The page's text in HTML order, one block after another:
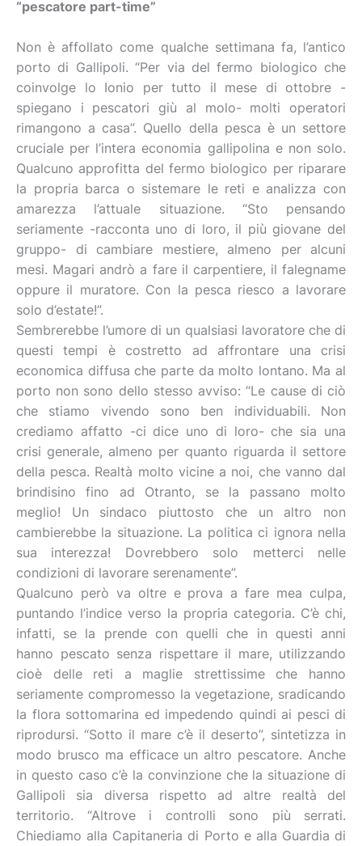
“pescatore part-time”
Non è affollato come qualche settimana fa, l’antico
porto di Gallipoli. “Per via del fermo biologico che
coinvolge lo Ionio per tutto il mese di ottobre -
spiegano i pescatori giù al molo- molti operatori
rimangono a casa”. Quello della pesca è un settore
cruciale per l’intera economia gallipolina e non solo.
Qualcuno approfitta del fermo biologico per riparare
la propria barca o sistemare le reti e analizza con
amarezza l’attuale situazione. “Sto pensando
seriamente -racconta uno di loro, il più giovane del
gruppo- di cambiare mestiere, almeno per alcuni
mesi. Magari andrò a fare il carpentiere, il falegname
oppure il muratore. Con la pesca riesco a lavorare
solo d’estate!”.
Sembrerebbe l’umore di un qualsiasi lavoratore che di
questi tempi è costretto ad affrontare una crisi
economica diffusa che parte da molto lontano. Ma al
porto non sono dello stesso avviso: “Le cause di ciò
che stiamo vivendo sono ben individuabili. Non
crediamo affatto -ci dice uno di loro- che sia una
crisi generale, almeno per quanto riguarda il settore
della pesca. Realtà molto vicine a noi, che vanno dal
brindisino fino ad Otranto, se la passano molto
meglio! Un sindaco piuttosto che un altro non
cambierebbe la situazione. La politica ci ignora nella
sua interezza! Dovrebbero solo metterci nelle
condizioni di lavorare serenamente”.
Qualcuno però va oltre e prova a fare mea culpa,
puntando l’indice verso la propria categoria. C’è chi,
infatti, se la prende con quelli che in questi anni
hanno pescato senza rispettare il mare, utilizzando
cioè delle reti a maglie strettissime che hanno
seriamente compromesso la vegetazione, sradicando
la flora sottomarina ed impedendo quindi ai pesci di
riprodursi. “Sotto il mare c’è il deserto”, sintetizza in
modo brusco ma efficace un altro pescatore. Anche
in questo caso c’è la convinzione che la situazione di
Gallipoli sia diversa rispetto ad altre realtà del
territorio. “Altrove i controlli sono più serrati.
Chiediamo alla Capitaneria di Porto e alla Guardia di